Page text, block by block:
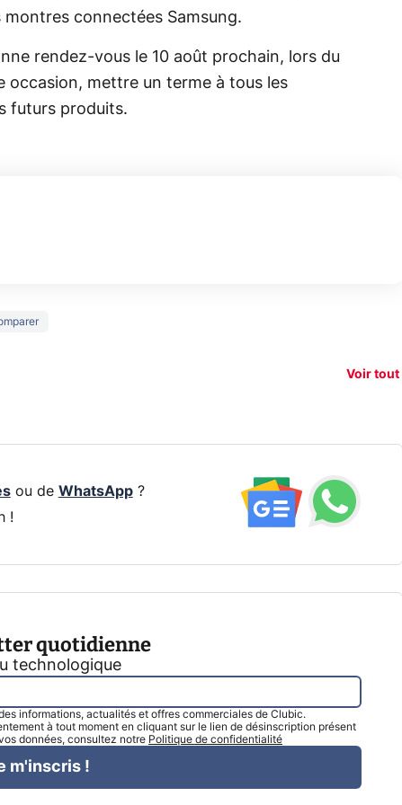
montres connectées Samsung.
rendez-vous le 10 août prochain, lors du
occasion, mettre un terme à tous les
futurs produits.
Voir tout
vous
ou de WhatsApp?
!
quotidienne
technologique
informations, actualités et offres commerciales de Clubic.
à tout moment en cliquant sur le lien de désinscription présent
données, consultez notre Politique de confidentialité
m'inscris !